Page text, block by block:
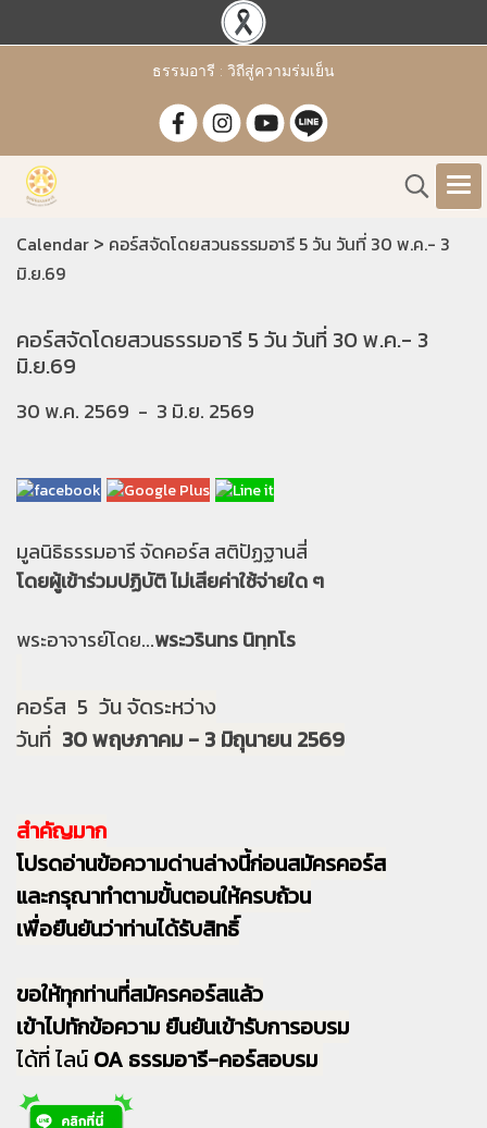
ธรรมอารี : วิถีสู่ความร่มเย็น
Calendar > คอร์สจัดโดยสวนธรรมอารี 5 วัน วันที่ 30 พ.ค.- 3
มิ.ย.69
คอร์สจัดโดยสวนธรรมอารี 5 วัน วันที่ 30 พ.ค.- 3
มิ.ย.69
30 พ.ค. 2569 - 3 มิ.ย. 2569
มูลนิธิธรรมอารี จัดคอร์ส สติปัฏฐานสี่
โดยผู้เข้าร่วมปฏิบัติ ไม่เสียค่าใช้จ่ายใด ๆ
พระอาจารย์โดย...พระวรินทร นิทฺทโร
คอร์ส 5 วัน จัดระหว่าง
วันที่ 30 พฤษภาคม - 3 มิถุนายน 2569
สำคัญมาก
โปรดอ่านข้อความด่านล่างนี้ก่อนสมัครคอร์ส
และกรุณาทำตามขั้นตอนให้ครบถ้วน
เพื่อยืนยันว่าท่านได้รับสิทธิ์
ขอให้ทุกท่านที่สมัครคอร์สแล้ว
เข้าไปทักข้อความ ยืนยันเข้ารับการอบรม
ได้ที่ ไลน์ OA ธรรมอารี-คอร์สอบรม